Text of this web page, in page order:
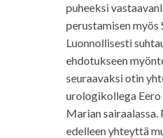
puheeksi
perustamisen myös
Luonnollisesti
ehdotukseen
seuraavaksi otin
urologikollega
Marian
edelleen yhteyttä